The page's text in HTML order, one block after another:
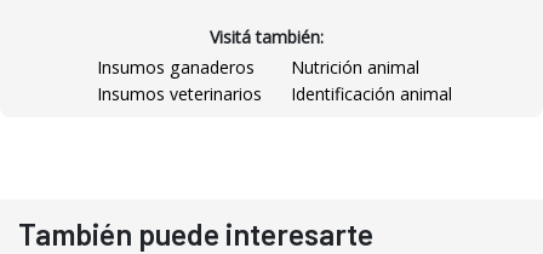
Visitá también:
Insumos ganaderos
Nutrición animal
Insumos veterinarios
Identificación animal
También puede interesarte